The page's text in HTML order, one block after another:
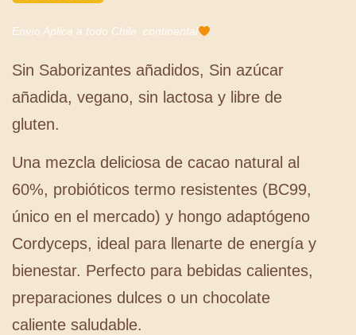
Envío Aplica a todo Chile continental
Sin Saborizantes añadidos, Sin azúcar
añadida, vegano, sin lactosa y libre de
gluten.
Una mezcla deliciosa de cacao natural al
60%, probióticos termo resistentes (BC99,
único en el mercado) y hongo adaptógeno
Cordyceps, ideal para llenarte de energía y
bienestar. Perfecto para bebidas calientes,
preparaciones dulces o un chocolate
caliente saludable.